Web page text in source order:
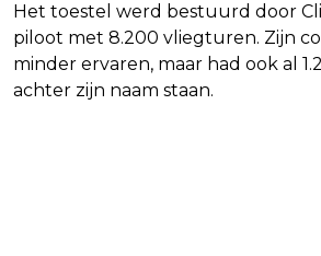
Het toestel werd bestuurd door
piloot met 8.200 vliegturen. Zijn
minder ervaren, maar had ook al
achter zijn naam staan.